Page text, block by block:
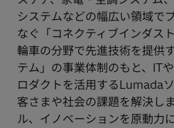
システムなどの幅広い領域で
なぐ「コネクティブインダス
輪車の分野で先進技術を提供
テム」の事業体制のもと、IT
ロダクトを活用するLumada
客さまや社会の課題を解決し
ル、イノベーションを原動力